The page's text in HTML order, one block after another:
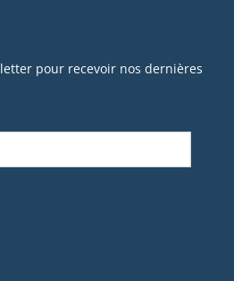
pour recevoir nos dernières